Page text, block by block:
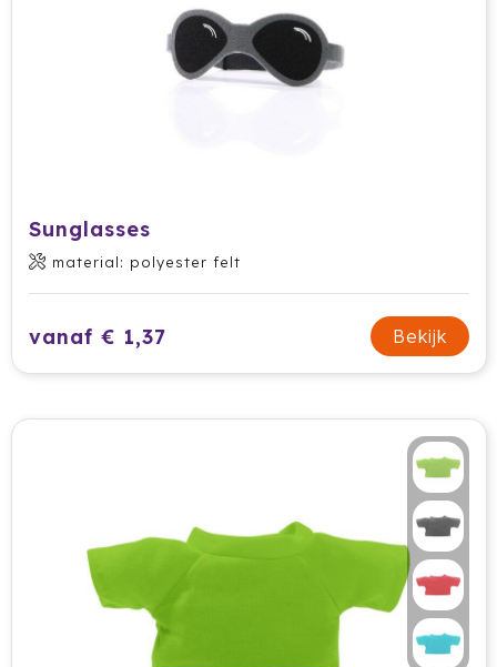
Sunglasses
material: polyester felt
vanaf € 1,37 Bekijk